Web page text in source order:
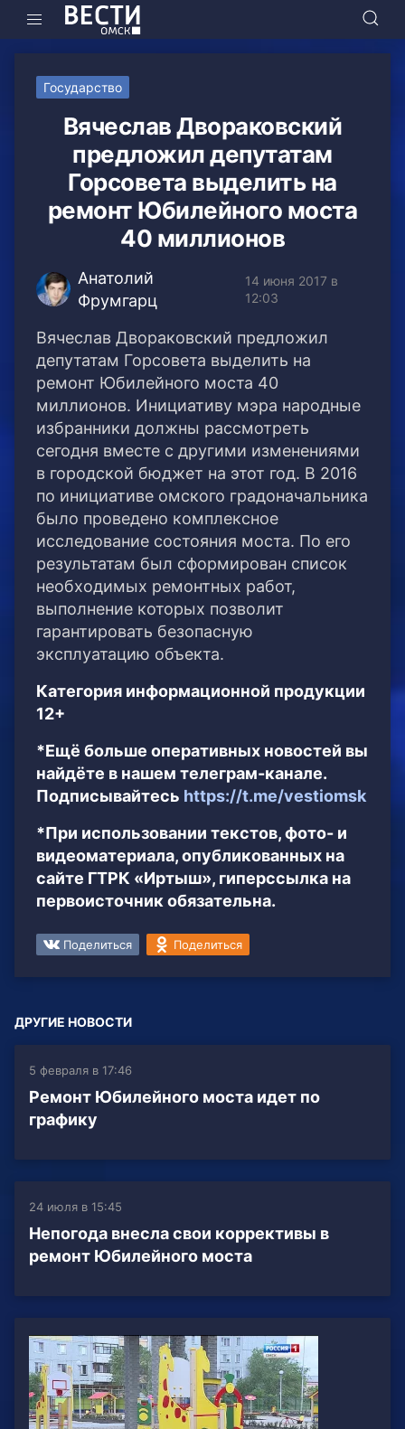
Государство
Вячеслав Двораковский
предложил депутатам
Горсовета выделить на
ремонт Юбилейного моста
40 миллионов
Анатолий
Фрумгарц
14 июня 2017 в
12:03
Вячеслав Двораковский предложил
депутатам Горсовета выделить на
ремонт Юбилейного моста 40
миллионов. Инициативу мэра народные
избранники должны рассмотреть
сегодня вместе с другими изменениями
в городской бюджет на этот год. В 2016
по инициативе омского градоначальника
было проведено комплексное
исследование состояния моста. По его
результатам был сформирован список
необходимых ремонтных работ,
выполнение которых позволит
гарантировать безопасную
эксплуатацию объекта.
Категория информационной продукции
12+
*Ещё больше оперативных новостей вы
найдёте в нашем телеграм-канале.
Подписывайтесь https://t.me/vestiomsk
*При использовании текстов, фото- и
видеоматериала, опубликованных на
сайте ГТРК «Иртыш», гиперссылка на
первоисточник обязательна.
Поделиться Поделиться
ДРУГИЕ НОВОСТИ
5 февраля в 17:46
Ремонт Юбилейного моста идет по
графику
24 июля в 15:45
Непогода внесла свои коррективы в
ремонт Юбилейного моста